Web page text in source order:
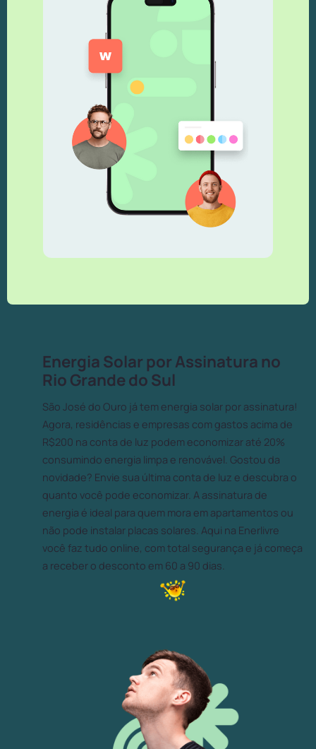
Energia Solar por Assinatura no
Rio Grande do Sul
São José do Ouro já tem energia solar por assinatura!
Agora, residências e empresas com gastos acima de
R$200 na conta de luz podem economizar até 20%
consumindo energia limpa e renovável. Gostou da
novidade? Envie sua última conta de luz e descubra o
quanto você pode economizar. A assinatura de
energia é ideal para quem mora em apartamentos ou
não pode instalar placas solares. Aqui na Enerlivre
você faz tudo online, com total segurança e já começa
a receber o desconto em 60 a 90 dias.